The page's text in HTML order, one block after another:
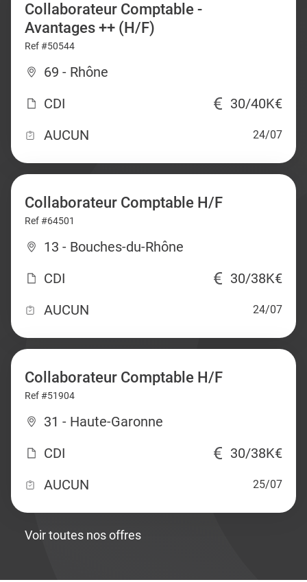
Collaborateur Comptable -
Avantages ++ (H/F)
Ref #50544
69 - Rhône
CDI
30/40K€
AUCUN
24/07
Collaborateur Comptable H/F
Ref #64501
13 - Bouches-du-Rhône
CDI
30/38K€
AUCUN
24/07
Collaborateur Comptable H/F
Ref #51904
31 - Haute-Garonne
CDI
30/38K€
AUCUN
25/07
Voir toutes nos offres